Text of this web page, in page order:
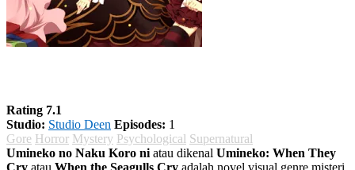
Rating 7.1
Studio: Studio Deen Episodes: 1
Gore Horror Mystery Psychological Supernatural
Umineko no Naku Koro ni atau dikenal Umineko: When They
Cry atau When the Seagulls Cry adalah novel visual genre misteri